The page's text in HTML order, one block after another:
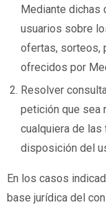
Mediante dichas
usuarios sobre
ofertas, sorteos,
ofrecidos por
Resolver
petición que sea
cualquiera de
disposición del
En los casos
base jurídica del